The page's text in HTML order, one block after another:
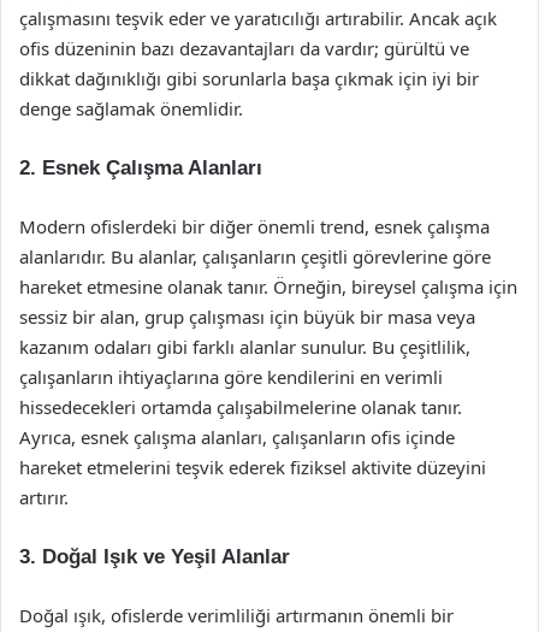
çalışmasını teşvik eder ve yaratıcılığı artırabilir. Ancak açık
ofis düzeninin bazı dezavantajları da vardır; gürültü ve
dikkat dağınıklığı gibi sorunlarla başa çıkmak için iyi bir
denge sağlamak önemlidir.
2. Esnek Çalışma Alanları
Modern ofislerdeki bir diğer önemli trend, esnek çalışma
alanlarıdır. Bu alanlar, çalışanların çeşitli görevlerine göre
hareket etmesine olanak tanır. Örneğin, bireysel çalışma için
sessiz bir alan, grup çalışması için büyük bir masa veya
kazanım odaları gibi farklı alanlar sunulur. Bu çeşitlilik,
çalışanların ihtiyaçlarına göre kendilerini en verimli
hissedecekleri ortamda çalışabilmelerine olanak tanır.
Ayrıca, esnek çalışma alanları, çalışanların ofis içinde
hareket etmelerini teşvik ederek fiziksel aktivite düzeyini
artırır.
3. Doğal Işık ve Yeşil Alanlar
Doğal ışık, ofislerde verimliliği artırmanın önemli bir